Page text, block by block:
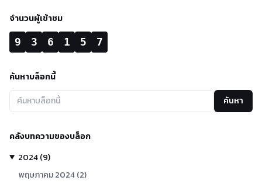
จำนวนผู้เข้าชม
9
3 6 1 5 7
ค้นหาบล็อกนี้
ค้นหา
คลังบทความของบล็อก
2024(9)
พฤษภาคม2024(2)